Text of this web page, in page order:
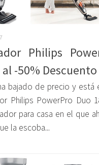
Philips
-50% Descuento
bajado de precio y está
Philips PowerPro Duo
para casa en el que
la escoba...